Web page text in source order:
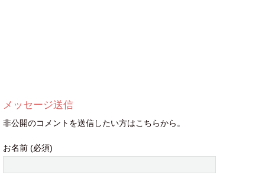
メッセージ送信
非公開のコメントを送信したい方はこちらから。
お名前 (必須)